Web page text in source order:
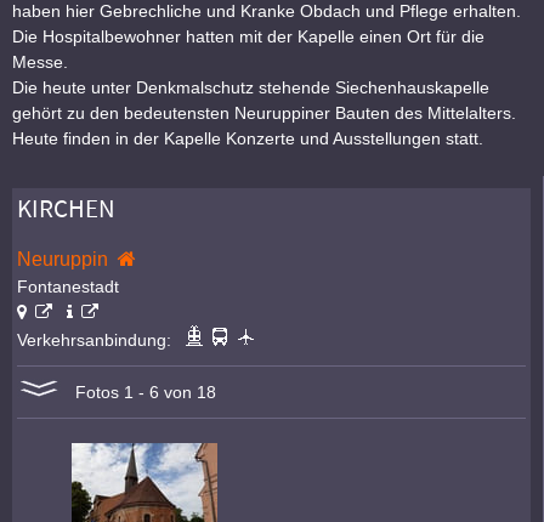
haben hier Gebrechliche und Kranke Obdach und Pflege erhalten.
Die Hospitalbewohner hatten mit der Kapelle einen Ort für die
Messe.
Die heute unter Denkmalschutz stehende Siechenhauskapelle
gehört zu den bedeutensten Neuruppiner Bauten des Mittelalters.
Heute finden in der Kapelle Konzerte und Ausstellungen statt.
KIRCHEN
Neuruppin
Fontanestadt
Verkehrsanbindung:
Fotos 1 - 6 von 18